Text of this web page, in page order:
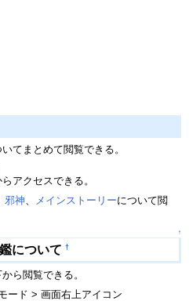
てまとめて閲覧できる。
アクセスできる。
邪神 メインストーリーについて閲
↑
について †
ら閲覧できる。
ード > 画面右上アイコン